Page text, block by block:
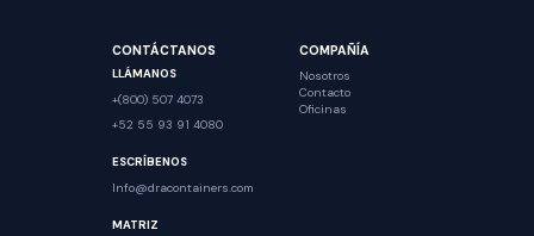
CONTÁCTANOS
LLÁMANOS
+(800) 507 4073
+52 55 93 91 4080
ESCRÍBENOS
Info@dracontainers.com
MATRIZ
COMPAÑÍA
Nosotros
Contacto
Oficinas